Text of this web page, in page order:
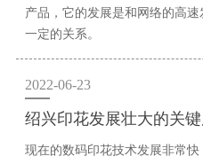
产品，它的发展是和网络的高
一定的关系。
2022-06-23
绍兴印花发展壮大的关键
现在的数码印花技术发展非常